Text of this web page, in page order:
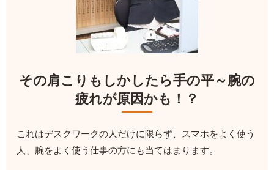
その肩こりもしかしたら手の平～腕の
疲れが原因かも！？
これはデスクワークの人だけに限らず、スマホをよく使う
人、腕をよく使う仕事の方にも当てはまります。